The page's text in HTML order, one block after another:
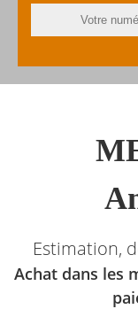
Estimation,
Achat dans les